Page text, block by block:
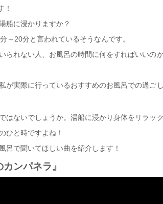
！
船に浸かりますか？
～20分と言われているそうなんです。
られない人、お風呂の時間に何をすればいいの
が実際に行っているおすすめのお風呂での過ご
はないでしょうか。湯船に浸かり身体をリラッ
ひと時ですよね！
呂で聞いてほしい曲を紹介します！
ンパネラ』